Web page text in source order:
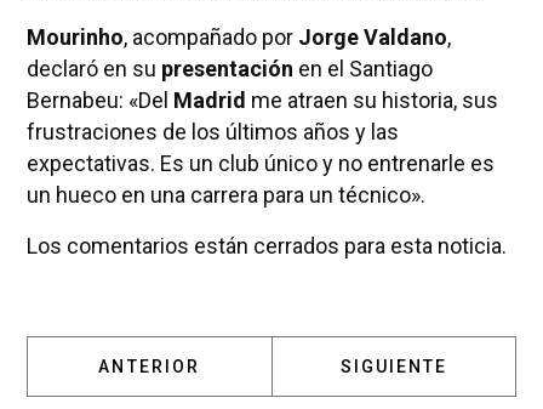
Mourinho, acompañado por Jorge Valdano,
declaró en su presentación en el Santiago
Bernabeu: «Del Madrid me atraen su historia, sus
frustraciones de los últimos años y las
expectativas. Es un club único y no entrenarle es
un hueco en una carrera para un técnico».
Los comentarios están cerrados para esta noticia.
ARTÍCULO ANTERIOR: UN JOVEN
ANTERIOR ARTÍCULO
SIGUIENTE